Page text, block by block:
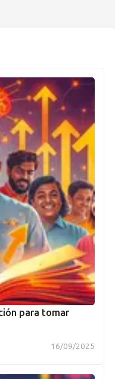
para tomar
16/09/2025